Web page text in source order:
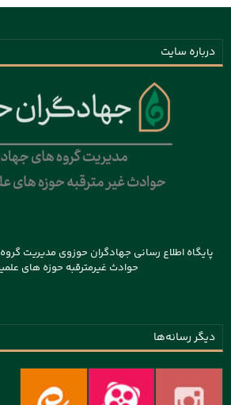
درباره سایت
پایگاه اطلاع رسانی جهادگران حوزوی مدیریت
حوادث غیرمترقبه حوزه های
دیگر رسانه‌ها